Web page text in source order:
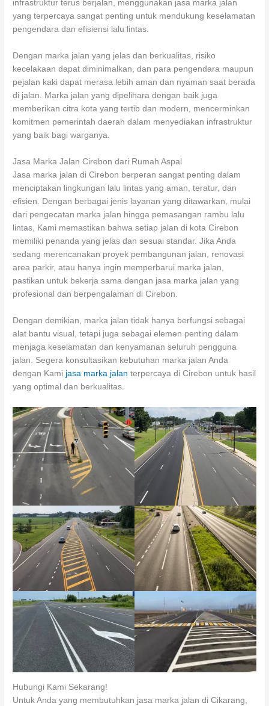
infrastruktur terus berjalan, menggunakan jasa marka jalan
yang terpercaya sangat penting untuk mendukung keselamatan
pengendara dan efisiensi lalu lintas.
Dengan marka jalan yang jelas dan berkualitas, risiko
kecelakaan dapat diminimalkan, dan para pengendara maupun
pejalan kaki dapat merasa lebih aman dan nyaman saat berada
di jalan. Marka jalan yang dipelihara dengan baik juga
memberikan citra kota yang tertib dan modern, mencerminkan
komitmen pemerintah daerah dalam menyediakan infrastruktur
yang baik bagi warganya.
Jasa Marka Jalan Cirebon dari Rumah Aspal
Jasa marka jalan di Cirebon berperan sangat penting dalam
menciptakan lingkungan lalu lintas yang aman, teratur, dan
efisien. Dengan berbagai jenis layanan yang ditawarkan, mulai
dari pengecatan marka jalan hingga pemasangan rambu lalu
lintas, Kami memastikan bahwa setiap jalan di kota Cirebon
memiliki penanda yang jelas dan sesuai standar. Jika Anda
sedang merencanakan proyek pembangunan jalan, renovasi
area parkir, atau hanya ingin memperbarui marka jalan,
pastikan untuk bekerja sama dengan jasa marka jalan yang
profesional dan berpengalaman di Cirebon.
Dengan demikian, marka jalan tidak hanya berfungsi sebagai
alat bantu visual, tetapi juga sebagai elemen penting dalam
menjaga keselamatan dan kenyamanan seluruh pengguna
jalan. Segera konsultasikan kebutuhan marka jalan Anda
dengan Kami jasa marka jalan terpercaya di Cirebon untuk hasil
yang optimal dan berkualitas.
Hubungi Kami Sekarang!
Untuk Anda yang membutuhkan jasa marka jalan di Cikarang,